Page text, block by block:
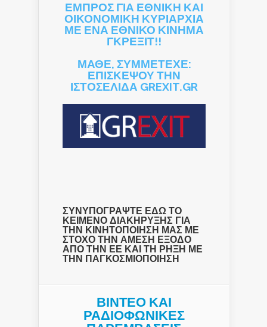
ΕΜΠΡΟΣ ΓΙΑ ΕΘΝΙΚΗ ΚΑΙ
ΟΙΚΟΝΟΜΙΚΗ ΚΥΡΙΑΡΧΙΑ
ΜΕ ΕΝΑ ΕΘΝΙΚΟ ΚΙΝΗΜΑ
ΓΚΡΕΞΙΤ!!
ΜΑΘΕ, ΣΥΜΜΕΤΕΧΕ:
ΕΠΙΣΚΕΨΟΥ ΤΗΝ
ΙΣΤΟΣΕΛΙΔΑ GREXIT.GR
ΣΥΝΥΠΟΓΡΑΨΤΕ ΕΔΩ ΤΟ
ΚΕΙΜΕΝΟ ΔΙΑΚΗΡΥΞΗΣ ΓΙΑ
ΤΗΝ ΚΙΝΗΤΟΠΟΙΗΣΗ ΜΑΣ ΜΕ
ΣΤΟΧΟ ΤΗΝ ΑΜΕΣΗ ΕΞΟΔΟ
ΑΠΟ ΤΗΝ ΕΕ ΚΑΙ ΤΗ ΡΗΞΗ ΜΕ
ΤΗΝ ΠΑΓΚΟΣΜΙΟΠΟΙΗΣΗ
ΒΙΝΤΕΟ ΚΑΙ
ΡΑΔΙΟΦΩΝΙΚΕΣ